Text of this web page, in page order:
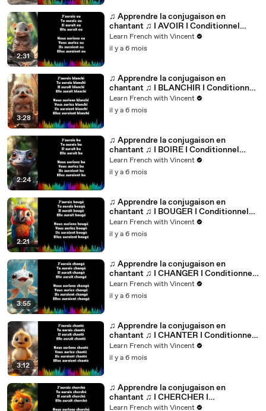
2:31
♫ Apprendre la conjugaison en
chantant ♫ I AVOIR I Conditionnel
Passé_
Learn French with Vincent
il y a 6 mois
3:28
♫ Apprendre la conjugaison en
chantant ♫ I BLANCHIR I Conditionnel
Passé_
Learn French with Vincent
il y a 6 mois
2:24
♫ Apprendre la conjugaison en
chantant ♫ I BOIRE I Conditionnel
Passé_
Learn French with Vincent
il y a 6 mois
2:21
♫ Apprendre la conjugaison en
chantant ♫ I BOUGER I Conditionnel
Passé_
Learn French with Vincent
il y a 6 mois
3:55
♫ Apprendre la conjugaison en
chantant ♫ I CHANGER I Conditionnel
Passé_
Learn French with Vincent
il y a 6 mois
3:12
♫ Apprendre la conjugaison en
chantant ♫ I CHANTER I Conditionnel
Passé_
Learn French with Vincent
il y a 6 mois
♫ Apprendre la conjugaison en
chantant ♫ I CHERCHER I
Conditionnel Passé_
Learn French with Vincent